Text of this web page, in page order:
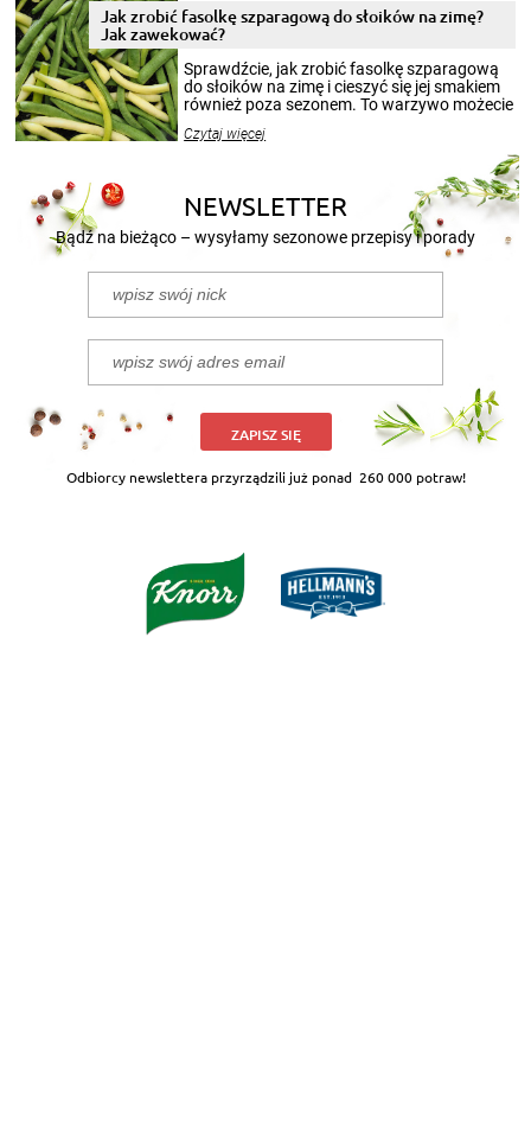
pełni poczuć atmosferę cieplejszych
miesięcy. Przygotowanie słoików ze
smakowitą zawartością musi obejmować
patenty, które pozwolą zachować świeżość
przetworów.
Jak zrobić fasolkę szparagową do słoików na zimę?
Jak zawekować?
Sprawdźcie, jak zrobić fasolkę szparagową
do słoików na zimę i cieszyć się jej smakiem
również poza sezonem. To warzywo możecie
nasze propozycje!
Czytaj więcej
NEWSLETTER
Bądź na bieżąco – wysyłamy sezonowe przepisy i porady
ZAPISZ SIĘ
Odbiorcy newslettera przyrządzili już ponad 260 000 potraw!